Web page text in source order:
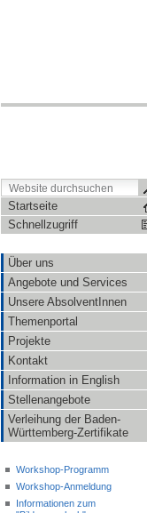
Startseite
Schnellzugriff
Über uns
Angebote und Services
Unsere AbsolventInnen
Themenportal
Projekte
Kontakt
Information in English
Stellenangebote
Verleihung der Baden-
Württemberg-Zertifikate
Workshop-Programm
Workshop-Anmeldung
Informationen zum